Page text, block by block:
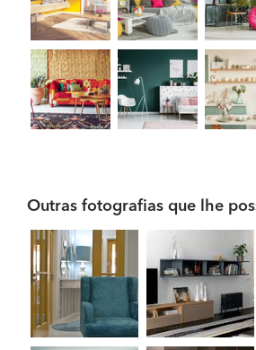
Outras fotografias que lhe